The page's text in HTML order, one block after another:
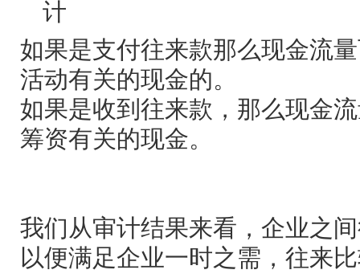
如果是支付往来款那么现金流
活动有关的现金的。
如果是收到往来款，那么现金
筹资有关的现金。
我们从审计结果来看，企业之
以便满足企业一时之需，往来